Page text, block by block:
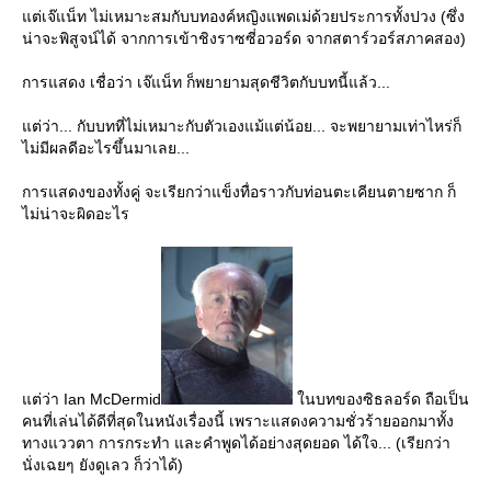
ต่เจ๊แน็ท ไม่เหมาะสมกับบทองค์หญิงแพดเม่ด้วยประการทั้งปวง (ซึ่ง
น่าจะพิสูจน์ได้ จากการเข้าชิงราซซี่อวอร์ด จากสตาร์วอร์สภาคสอง)
การแสดง เชื่อว่า เจ๊แน็ท ก็พยายามสุดชีวิตกับบทนี้แล้ว...
ต่ว่า... กับบทที่ไม่เหมาะกับตัวเองแม้แต่น้อย... จะพยายามเท่าไหร่ก็
ไม่มีผลดีอะไรขึ้นมาเลย...
การแสดงของทั้งคู่ จะเรียกว่าแข็งทื่อราวกับท่อนตะเคียนตายซาก ก็
ไม่น่าจะผิดอะไร
ต่ว่า Ian McDermid
นบทของซิธลอร์ด ถือเป็น
คนที่เล่นได้ดีที่สุดในหนังเรื่องนี้ เพราะแสดงความชั่วร้ายออกมาทั้ง
ทางแววตา การกระทำ และคำพูดได้อย่างสุดยอด ได้ใจ... (เรียกว่า
นั่งเฉยๆ ยังดูเลว ก็ว่าได้)